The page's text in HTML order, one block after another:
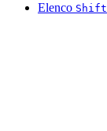
Elenco Shift